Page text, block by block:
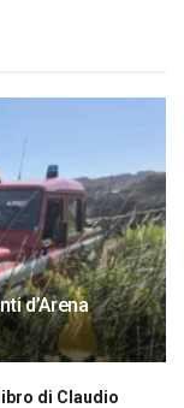
d’Arena
di Claudio